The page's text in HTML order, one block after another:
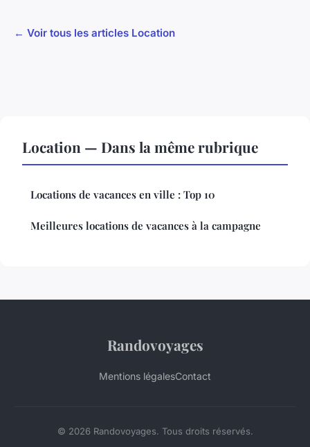
← Voir tous les articles Location
Location — Dans la même rubrique
Locations de vacances en ville : Top 10
Meilleures locations de vacances à la campagne
Randovoyages
Mentions légalesContact
© 2026 Randovoyages. Tous droits réservés.